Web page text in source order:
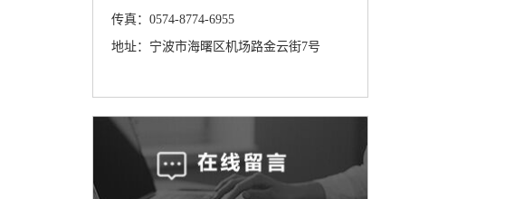
传真：0574-8774-6955
地址：宁波市海曙区机场路金云街7号